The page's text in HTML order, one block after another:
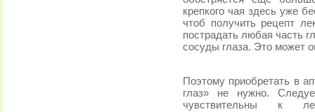
крепкого чая здесь уже
чтоб получить рецепт
пострадать любая часть
сосуды глаза. Это может
Поэтому приобретать в
глаз» не нужно.
чувствительны к